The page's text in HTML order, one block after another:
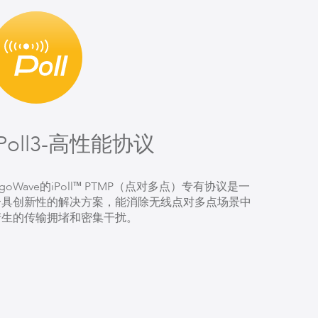
高性能协议
的iPoll™ PTMP（点对多点）专有协议是一
创新性的解决方案，能消除无线点对多点场景中
的传输拥堵和密集干扰。